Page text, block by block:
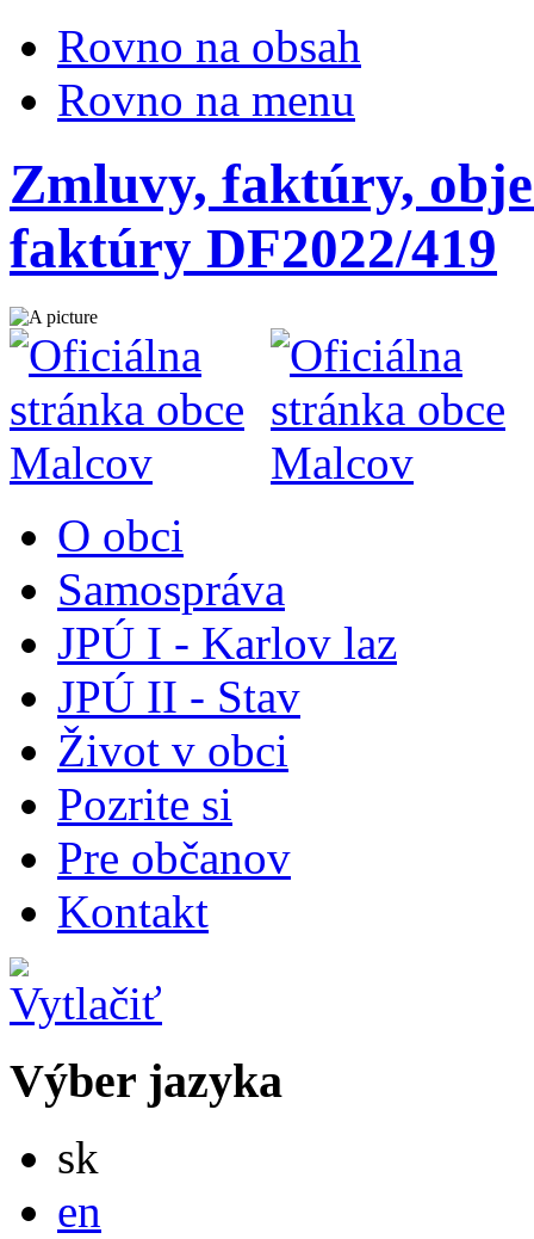
Rovno na obsah
Rovno na menu
Zmluvy, faktúry,
faktúry DF2022/419
O obci
Samospráva
JPÚ I - Karlov laz
JPÚ II - Stav
Život v obci
Pozrite si
Pre občanov
Kontakt
Výber jazyka
sk
en